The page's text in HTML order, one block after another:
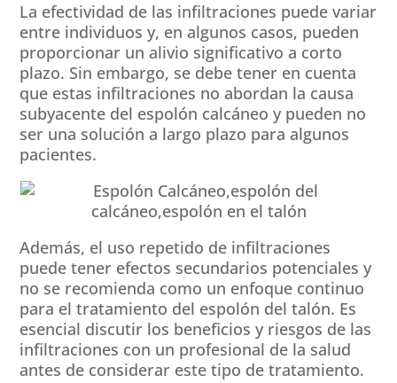
La efectividad de las infiltraciones puede variar
entre individuos y, en algunos casos, pueden
proporcionar un alivio significativo a corto
plazo. Sin embargo, se debe tener en cuenta
que estas infiltraciones no abordan la causa
subyacente del espolón calcáneo y pueden no
ser una solución a largo plazo para algunos
pacientes.
Además, el uso repetido de infiltraciones
puede tener efectos secundarios potenciales y
no se recomienda como un enfoque continuo
para el tratamiento del espolón del talón. Es
esencial discutir los beneficios y riesgos de las
infiltraciones con un profesional de la salud
antes de considerar este tipo de tratamiento.